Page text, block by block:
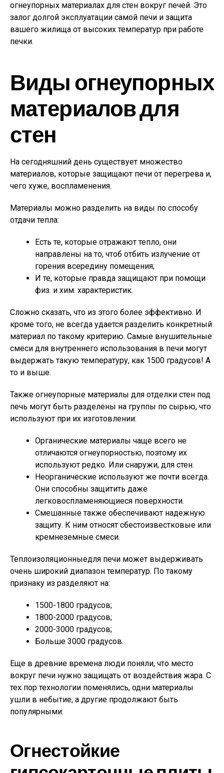
огнеупорных материалах для стен вокруг печей. Это
залог долгой эксплуатации самой печи и защита
вашего жилища от высоких температур при работе
печки.
Виды огнеупорных
материалов для
стен
На сегодняшний день существует множество
материалов, которые защищают печи от перегрева и,
чего хуже, воспламенения.
Материалы можно разделить на виды по способу
отдачи тепла:
Есть те, которые отражают тепло, они
направлены на то, чтоб отбить излучение от
горения всередину помещения;
И те, которые правда защищают при помощи
физ. и хим. характеристик.
Сложно сказать, что из этого более эффективно. И
кроме того, не всегда удается разделить конкретный
материал по такому критерию. Самые внушительные
смеси для внутреннего использования в печи могут
выдержать такую температуру, как 1500 градусов! А
то и выше.
Также огнеупорные материалы для отделки стен под
печь могут быть разделены на группы по сырью, что
используют при их изготовлении:
Органические материалы чаще всего не
отличаются огнеупорностью, поэтому их
используют редко. Или снаружи, для стен.
Неорганические используют же почти всегда.
Они способны защитить даже
легковоспламеняющиеся поверхности.
Смешанные также обеспечивают надежную
защиту. К ним относят сбестоизвестковые или
кремнеземные смеси.
Теплоизоляционныедля печи может выдерживать
очень широкий диапазон температур. По такому
признаку из разделяют на:
1500-1800 градусов;
1800-2000 градусов;
2000-3000 градусов;
Больше 3000 градусов.
Еще в древние времена люди поняли, что место
вокруг печи нужно защищать от воздействия жара. С
тех пор технологии поменялись, одни материалы
ушли в небытие, а другие продолжают быть
популярными:
Огнестойкие